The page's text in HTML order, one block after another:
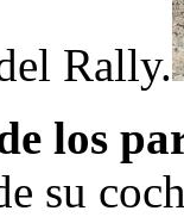
Rally.
los
su